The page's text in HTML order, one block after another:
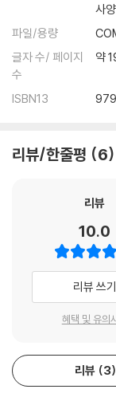
사
파일/용량
글자 수/ 페이지
수
약
ISBN13
리뷰/한줄평 6
리뷰
10.0
리뷰 쓰기
혜택 및 유의
리뷰 3